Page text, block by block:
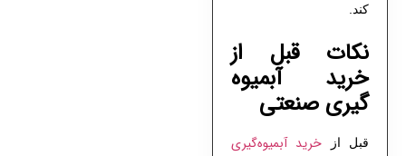
کند.
نکات قبل از
خرید آبمیوه
گیری صنعتی
قبل از
خرید آبمیوه‌گیری